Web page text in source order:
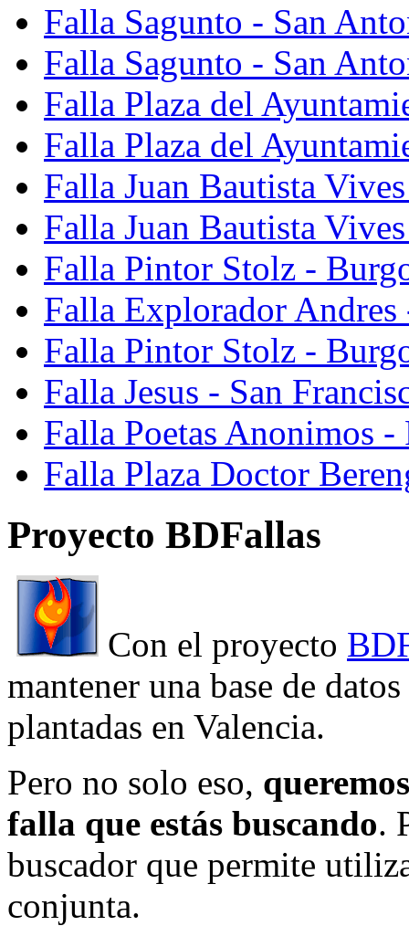
Falla Sagunto - San
Falla Sagunto - San
Falla Plaza del
Falla Plaza del
Falla Juan Bautista
Falla Juan Bautista
Falla Pintor Stolz -
Falla Explorador Andres
Falla Pintor Stolz -
Falla Jesus - San
Falla Poetas Anonimos
Falla Plaza Doctor
Proyecto BDFallas
Con el proyecto
mantener una base de
plantadas en Valencia.
Pero no solo eso,
falla que estás buscando.
buscador que permite
conjunta.